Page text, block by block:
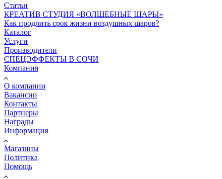
Статьи
КРЕАТИВ СТУДИЯ «ВОЛШЕБНЫЕ ШАРЫ»
Как продлить срок жизни воздушных шаров?
Каталог
Услуги
Производители
СПЕЦЭФФЕКТЫ В СОЧИ
Компания
О компании
Вакансии
Контакты
Партнеры
Награды
Информация
Магазины
Политика
Помощь